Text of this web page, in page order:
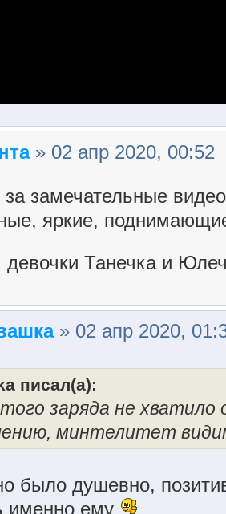
» 02 апр 2020, 00:52
за замечательные
яркие,
девочки Танечка и
» 02 апр 2020,
писал(а):
заряда не хватило
минтелитет
было душевно,
именно ему